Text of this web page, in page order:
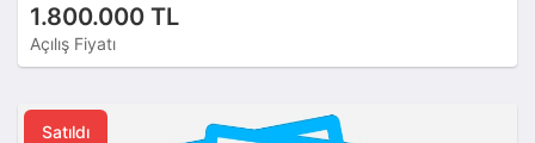
1.800.000 TL
Açılış Fiyatı
Satıldı